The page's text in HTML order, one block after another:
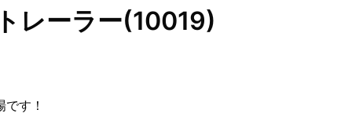
レーラー(10019)
す！